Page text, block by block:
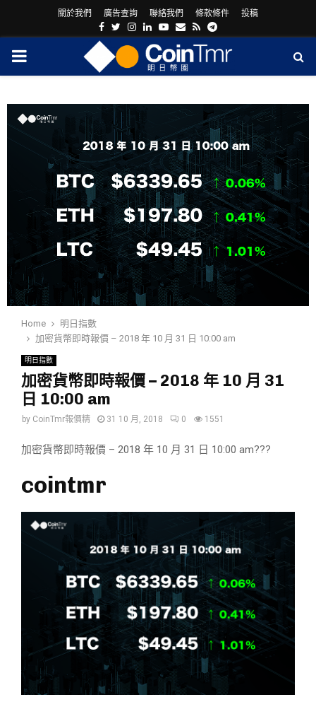
關於我們 廣告查詢 聯絡我們 條款條件 投稿
Facebook
Twitter
Instagram
LinkedinYoutube
Email
RssTelegram
PRIMARY
Home
明日指數
加密貨幣即時報價 – 2018 年 10 月 31 日 10:00 am
明日指數
加密貨幣即時報價 – 2018 年 10 月 31
日 10:00 am
by CoinTmr報價精 31 10 月, 2018 0 1551
加密貨幣即時報價 – 2018 年 10 月 31 日 10:00 am???
cointmr